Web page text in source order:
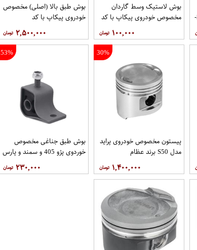
خودروی مورانو با کد فنی54560-
بوش لاستیک وسط گاردان
مخصوص خودروی پیکاپ با کد
56G26برندNBCفروشگاه
۱۰۰,۰۰۰
بوش طبق بالا (اصلی) مخصوص
خودروی پیکاپ با کد
فنی54542-2S610برند نیسان
موتور فروشگاه مگاموتور
۲,۵۰۰,۰۰۰
30%
پیستون مخصوص خودروی پراید
مدل S50 برند عظام
۱,۴۰۰,۰۰۰
53%
بوش طبق جناغی مخصوص
خوردوی پژو 405 و سمند و پارس
۲۳۰,۰۰۰